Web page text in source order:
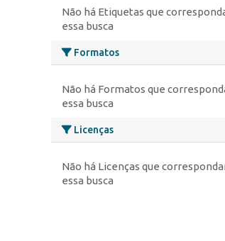
Não há Etiquetas que
essa busca
Formatos
Não há Formatos que
essa busca
Licenças
Não há Licenças que
essa busca